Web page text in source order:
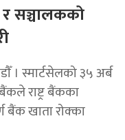
र सञ्चालकको
। स्मार्टसेलको ३५ अर्ब
राष्ट्र बैंकका
बैंक खाता रोक्का